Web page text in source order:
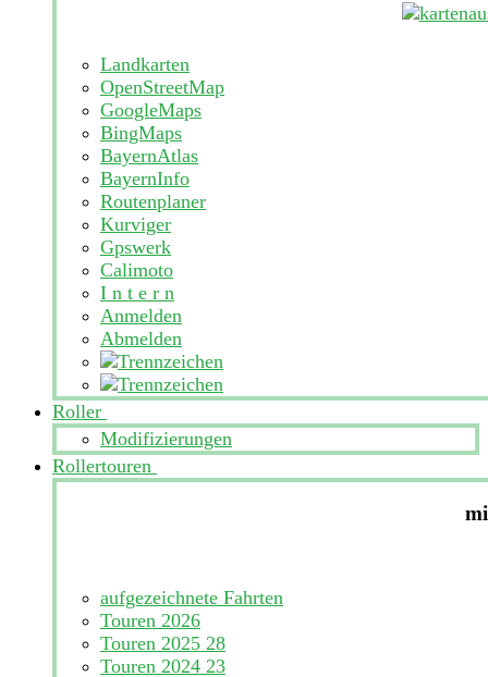
Landkarten
OpenStreetMap
GoogleMaps
BingMaps
BayernAtlas
BayernInfo
Routenplaner
Kurviger
Gpswerk
Calimoto
I n t e r n
Anmelden
Abmelden
Roller
Modifizierungen
Rollertouren
aufgezeichnete Fahrten
Touren 2026
Touren 2025 28
Touren 2024 23